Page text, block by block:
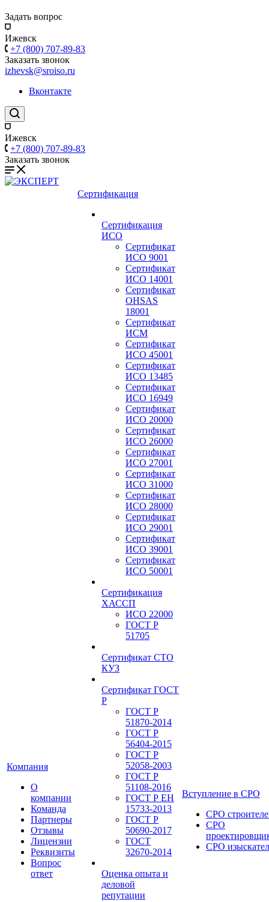
Задать вопрос
Ижевск
+7 (800) 707-89-83
Заказать звонок
izhevsk@sroiso.ru
Вконтакте
Ижевск
+7 (800) 707-89-83
Заказать звонок
Компания
О
компании
Команда
Партнеры
Отзывы
Лицензии
Реквизиты
Вопрос
ответ
Сертификация
Сертификация
ИСО
Сертификат
ИСО 9001
Сертификат
ИСО 14001
Сертификат
OHSAS
18001
Сертификат
ИСМ
Сертификат
ИСО 45001
Сертификат
ИСО 13485
Сертификат
ИСО 16949
Сертификат
ИСО 20000
Сертификат
ИСО 26000
Сертификат
ИСО 27001
Сертификат
ИСО 31000
Сертификат
ИСО 28000
Сертификат
ИСО 29001
Сертификат
ИСО 39001
Сертификат
ИСО 50001
Сертификация
ХАССП
ИСО 22000
ГОСТ Р
51705
Сертификат СТО
КУЗ
Сертификат ГОСТ
Р
ГОСТ Р
51870-2014
ГОСТ Р
56404-2015
ГОСТ Р
52058-2003
ГОСТ Р
51108-2016
ГОСТ Р ЕН
15733-2013
ГОСТ Р
50690-2017
ГОСТ
32670-2014
Оценка опыта и
деловой
репутации
Вступление в СРО
СРО
СРО
СРО